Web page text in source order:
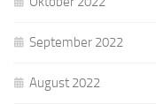
September 2022
August 2022